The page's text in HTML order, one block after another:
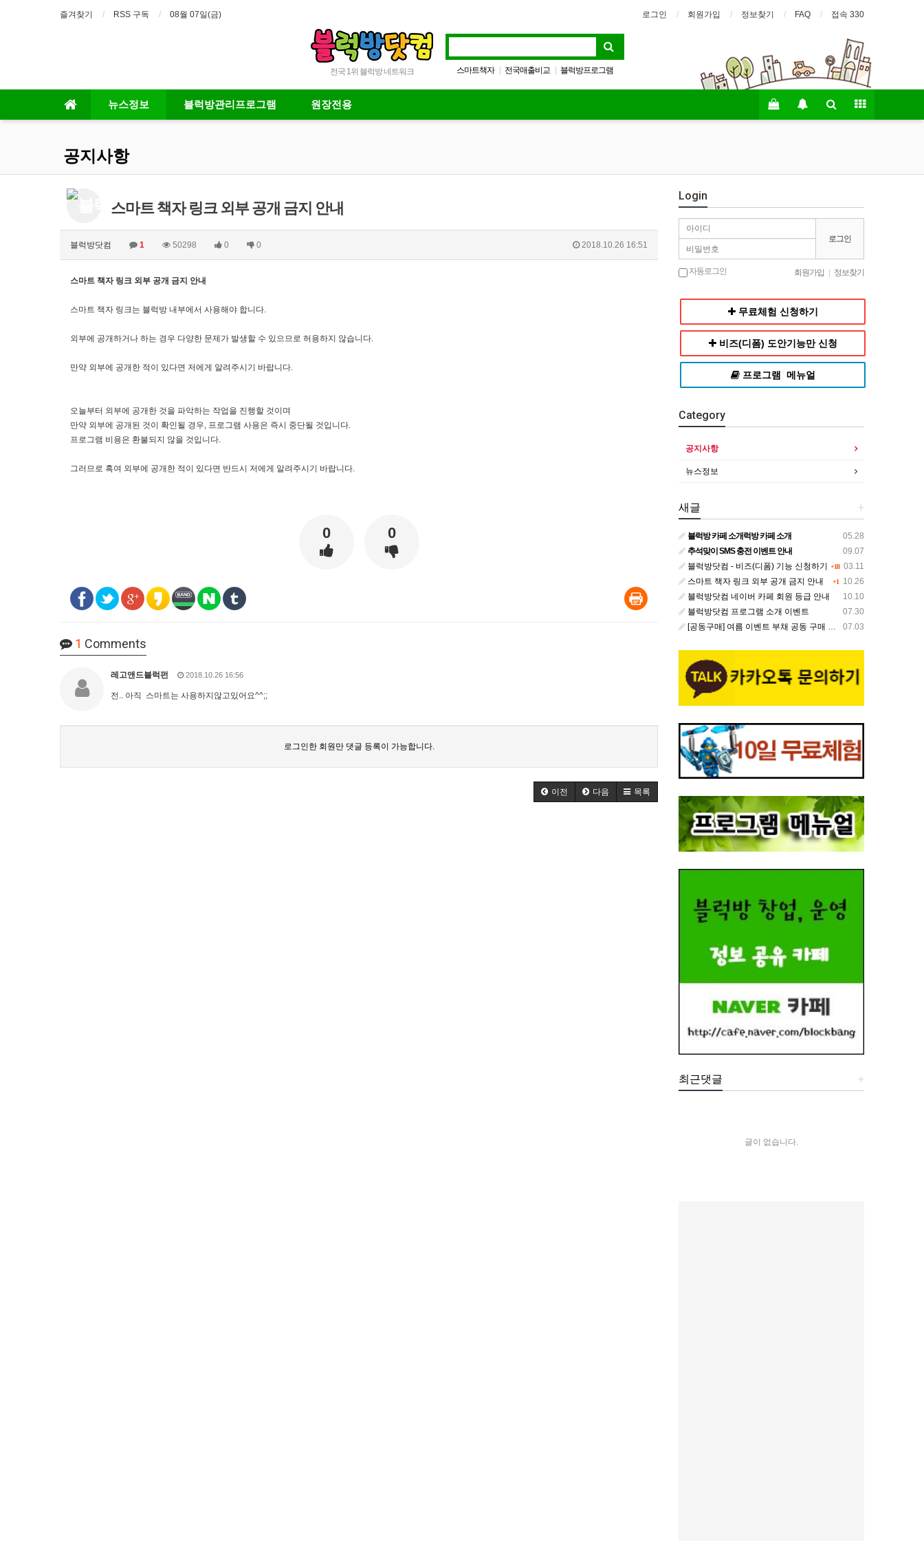
즐겨찾기 RSS 구독 08월 07일(금) 로그인 회원가입 정보찾기 FAQ 접속 330
전국 1위 블럭방 네트워크 스마트책자 전국매출비교
블럭방프로그램
뉴스정보 블럭방관리프로그램 원장전용
공지사항
스마트 책자 링크 외부 공개 금지 안내
블럭방닷컴 1 50298 0 0 2018.10.26 16:51
스마트 책자 링크 외부 공개 금지 안내
스마트 책자 링크는 블럭방 내부에서 사용해야 합니다.
외부에 공개하거나 하는 경우 다양한 문제가 발생할 수 있으므로 허용하지 않습니다.
만약 외부에 공개한 적이 있다면 저에게 알려주시기 바랍니다.
오늘부터 외부에 공개한 것을 파악하는 작업을 진행할 것이며
만약 외부에 공개된 것이 확인될 경우, 프로그램 사용은 즉시 중단될 것입니다.
프로그램 비용은 환불되지 않을 것입니다.
그러므로 혹여 외부에 공개한 적이 있다면 반드시 저에게 알려주시기 바랍니다.
0 0
1 Comments
레고앤드블럭펀 2018.10.26 16:56
전.. 아직 스마트는 사용하지않고있어요^^;;
로그인한 회원만 댓글 등록이 가능합니다.
이전 다음 목록
Login
로그인
자동로그인 회원가입 정보찾기
무료체험 신청하기
비즈(디폼) 도안기능만 신청
프로그램 메뉴얼
Category
공지사항
뉴스정보
+
새글
05.28
블럭방 카페 소개럭방 카페 소개
09.07
추석맞이 SMS 충전 이벤트 안내
+18 03.11
블럭방닷컴 - 비즈(디폼) 기능 신청하기
+1 10.26
스마트 책자 링크 외부 공개 금지 안내
10.10
블럭방닷컴 네이버 카페 회원 등급 안내
07.30
블럭방닷컴 프로그램 소개 이벤트
07.03
[공동구매] 여름 이벤트 부채 공동 구매 안내
+
최근댓글
글이 없습니다.